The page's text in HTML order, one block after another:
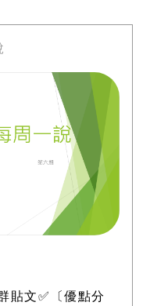
文✅〔優點分